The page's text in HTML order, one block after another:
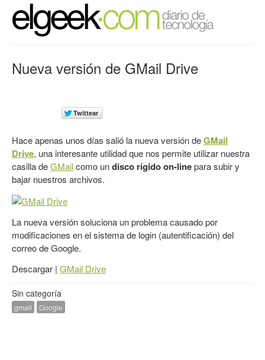
Nueva versión de GMail Drive
Hace apenas unos días salió la nueva versión deGMail
Drive, una interesante utilidad que nos permite utilizar nuestra
casilla deGMailcomo undisco rígido on-linepara subir y
bajar nuestros archivos.
La nueva versión soluciona un problema causado por
modificaciones en el sistema de login (autentificación) del
correo de Google.
Descargar | GMail Drive
Sin categoría
gmail Google